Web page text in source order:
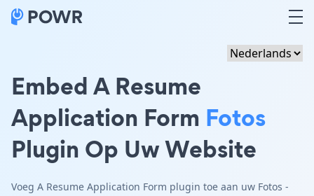
Embed A Resume
Application Form Fotos
Plugin Op Uw Website
Voeg A Resume Application Form plugin toe aan uw Fotos -